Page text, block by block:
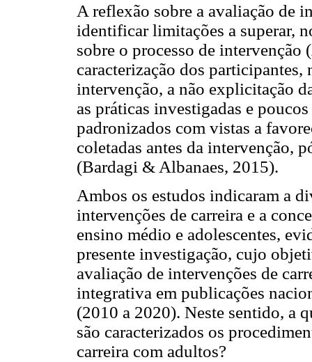
A reflexão sobre a avaliação de
identificar limitações a superar,
sobre o processo de
caracterização dos participantes,
intervenção, a não explicitação
as práticas investigadas e
padronizados com vistas a
coletadas antes da intervenção,
(Bardagi & Albanaes, 2015).
Ambos os estudos indicaram a
intervenções de carreira e a
ensino médio e adolescentes,
presente investigação, cujo
avaliação de intervenções de
integrativa em publicações
(2010 a 2020). Neste sentido, a
são caracterizados os
carreira com adultos?